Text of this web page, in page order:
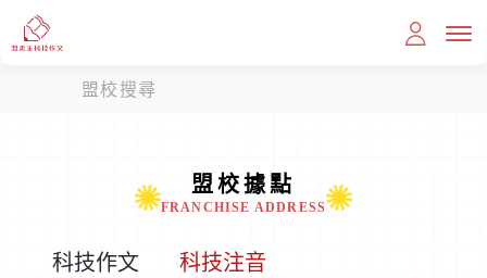
首頁
盟校搜尋
盟校據點
FRANCHISE ADDRESS
科技作文 科技注音